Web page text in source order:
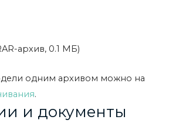
архив, 0.1 МБ)
одним архивом можно на
.
и документы